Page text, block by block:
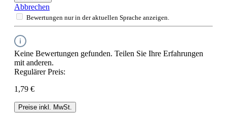
Abbrechen
Bewertungen nur in der aktuellen Sprache anzeigen.
Keine Bewertungen gefunden. Teilen Sie Ihre Erfahrungen
mit anderen.
Regulärer Preis:
1,79 €
Preise inkl. MwSt.